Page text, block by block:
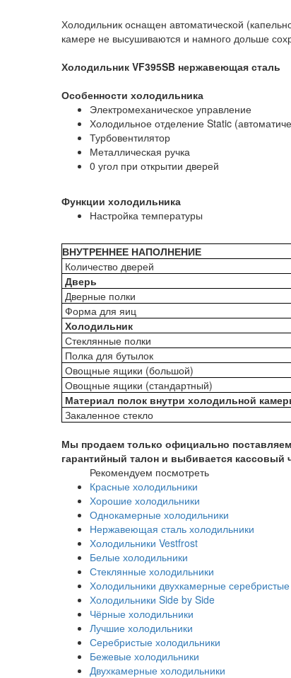
Холодильник оснащен автоматической
камере не высушиваются и намного дольше
Холодильник VF395SB нержавеющая сталь
Особенности холодильника
Электромеханическое управление
Холодильное отделение Static
Турбовентилятор
Металлическая ручка
0 угол при открытии дверей
Функции холодильника
Настройка температуры
ВНУТРЕННЕЕ НАПОЛНЕНИЕ
Количество дверей
Дверь
Дверные полки
Форма для яиц
Холодильник
Стеклянные полки
Полка для бутылок
Овощные ящики (большой)
Овощные ящики (стандартный)
Материал полок внутри холодильной
Закаленное стекло
Мы продаем только официально
гарантийный талон и выбивается кассовый
Рекомендуем посмотреть
Красные холодильники
Хорошие холодильники
Однокамерные холодильники
Нержавеющая сталь холодильники
Холодильники Vestfrost
Белые холодильники
Стеклянные холодильники
Холодильники двухкамерные серебристые
Холодильники Side by Side
Чёрные холодильники
Лучшие холодильники
Серебристые холодильники
Бежевые холодильники
Двухкамерные холодильники